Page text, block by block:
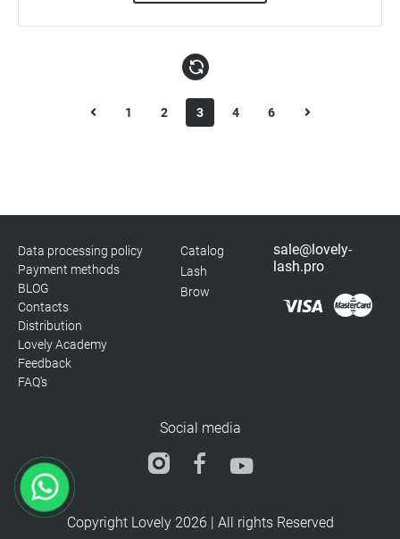
1 2 3 4 6
Data processing policy
Payment methods
BLOG
Contacts
Distribution
Lovely Academy
Feedback
FAQ's
Catalog
Lash
Brow
sale@lovely-
lash.pro
Social media
Copyright Lovely 2026 | All rights Reserved